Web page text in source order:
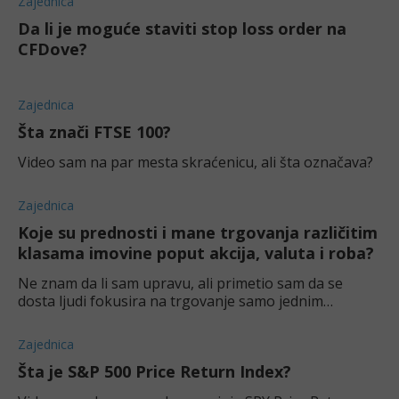
Da li je moguće staviti stop loss order na
CFDove?
Zajednica
Šta znači FTSE 100?
Video sam na par mesta skraćenicu, ali šta označava?
Zajednica
Koje su prednosti i mane trgovanja različitim
klasama imovine poput akcija, valuta i roba?
Ne znam da li sam upravu, ali primetio sam da se
dosta ljudi fokusira na trgovanje samo jednim
vlada ako neko želi da trguje sa vi
Zajednica
Šta je S&P 500 Price Return Index?